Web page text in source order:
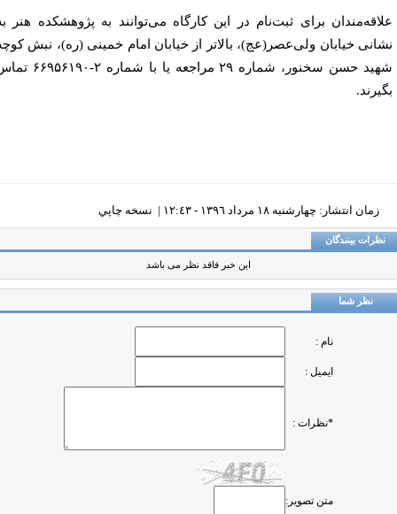
برای ثبت‌نام در این کارگاه می‌توانند به پژوهشکده هنر به
خیابان ولی‌عصر(عج)، بالاتر از خیابان امام خمینی (ره)، نبش کوچه
شهید حسن سخنور، شماره ۲۹ مراجعه یا با شماره ۲-۶۶۹۵۶۱۹۰ تماس
زمان انتشار: چهارشنبه ١٨ مرداد ١٣٩٦ - ١٢:٤٣ | نسخه چاپي
بینندگان
این خبر فاقد نظر می باشد
نظر شما
نام :
ایمیل :
*نظرات :
متن تصویر: